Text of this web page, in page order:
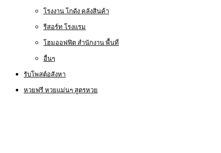
โรงงาน โกดัง คลังสินค้า
รีสอร์ท โรงแรม
โฮมออฟฟิต สำนักงาน พื้นที่
อื่นๆ
รับโพสต์อสังหา
หวยฟรี หวยแม่นๆ สูตรหวย